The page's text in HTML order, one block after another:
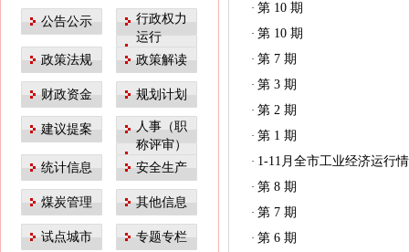
公告公示
行政权力
运行
政策法规
政策解读
财政资金 规划计划
建议提案
人事（职
称评审）
统计信息
安全生产
煤炭管理 其他信息
试点城市 专题专栏
· 第 10 期
· 第 10 期
· 第 7 期
· 第 3 期
· 第 2 期
· 第 1 期
· 1-11月全市工业经济运行
· 第 8 期
· 第 7 期
· 第 6 期